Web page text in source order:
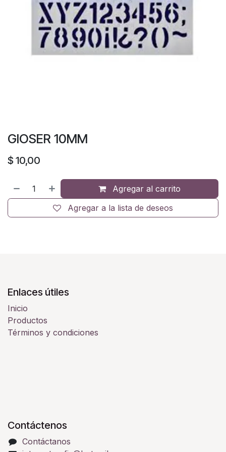
GIOSER 10MM
$ 10,00
Agregar al carrito
Agregar a la lista de deseos
Enlaces útiles
Inicio
Productos
Términos y condiciones
Contáctenos
Contáctanos